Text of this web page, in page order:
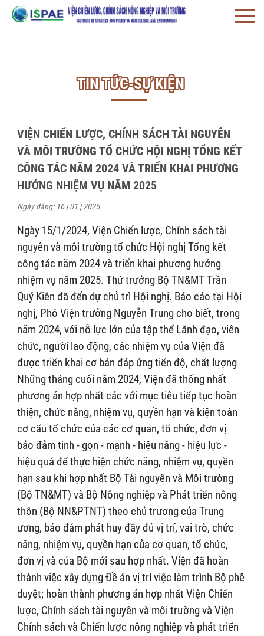
TIN TỨC-SỰ KIỆN
VIỆN CHIẾN LƯỢC, CHÍNH SÁCH TÀI NGUYÊN
VÀ MÔI TRƯỜNG TỔ CHỨC HỘI NGHỊ TỔNG KẾT
CÔNG TÁC NĂM 2024 VÀ TRIỂN KHAI PHƯƠNG
HƯỚNG NHIỆM VỤ NĂM 2025
Ngày đăng: 16 | 01 | 2025
Ngày 15/1/2024, Viện Chiến lược, Chính sách tài
nguyên và môi trường tổ chức Hội nghị Tổng kết
công tác năm 2024 và triển khai phương hướng
nhiệm vụ năm 2025. Thứ trưởng Bộ TN&MT Trần
Quý Kiên đã đến dự chủ trì Hội nghị. Báo cáo tại Hội
nghị, Phó Viện trưởng Nguyễn Trung cho biết, trong
năm 2024, với nỗ lực lớn của tập thể Lãnh đạo, viên
chức, người lao động, các nhiệm vụ của Viện đã
được triển khai cơ bản đáp ứng tiến độ, chất lượng
Những tháng cuối năm 2024, Viện đã thống nhất
phương án hợp nhất các với mục tiêu tiếp tục hoàn
thiện, chức năng, nhiệm vụ, quyền hạn và kiện toàn
cơ cấu tổ chức của các cơ quan, tổ chức, đơn vị
bảo đảm tinh - gọn - mạnh - hiệu năng - hiệu lực -
hiệu quả để thực hiện chức năng, nhiệm vụ, quyền
hạn sau khi hợp nhất Bộ Tài nguyên và Môi trường
(Bộ TN&MT) và Bộ Nông nghiệp và Phát triển nông
thôn (Bộ NN&PTNT) theo chủ trương của Trung
ương, bảo đảm phát huy đầy đủ vị trí, vai trò, chức
năng, nhiệm vụ, quyền hạn của cơ quan, tổ chức,
đơn vị và của Bộ mới sau hợp nhất. Viện đã hoàn
thành việc xây dựng Đề án vị trí việc làm trình Bộ phê
duyệt; hoàn thành phương án hợp nhất Viện Chiến
lược, Chính sách tài nguyên và môi trường và Viện
Chính sách và Chiến lược nông nghiệp và phát triển